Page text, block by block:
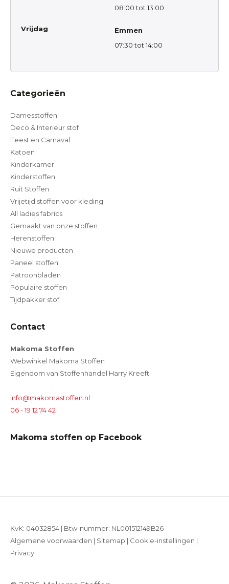
08:00 tot 13:00
Vrijdag
Emmen
07:30 tot 14:00
Categorieën
Damesstoffen
Deco & Interieur stof
Feest en Carnaval
Katoen
Kinderkamer
Kinderstoffen
Ruit Stoffen
Vrijetijd stoffen voor kleding
All ladies fabrics
Gemaakt van onze stoffen
Herenstoffen
Nieuwe producten
Paneel stoffen
Patroonbladen
Populaire stoffen
Tijdpakker stof
Contact
Makoma Stoffen
Webwinkel Makoma Stoffen
Eigendom van Stoffenhandel Harry Kreeft
info@makomastoffen.nl
06 - 19 12 74 42
Makoma stoffen op Facebook
KvK: 04032854 | Btw-nummer: NL001512149B26
Algemene voorwaarden | Sitemap | Cookie-instellingen |
Privacy